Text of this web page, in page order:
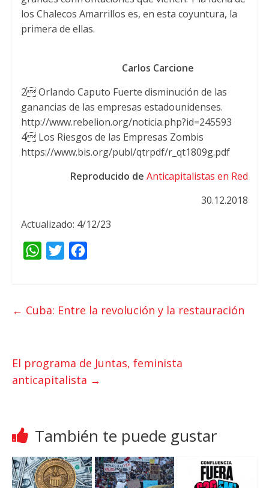
los Chalecos Amarrillos es, en esta coyuntura, la
primera de ellas.
Carlos Carcione
2 Orlando Caputo Fuerte disminución de las
ganancias de las empresas estadounidenses.
http://www.rebelion.org/noticia.php?id=245593
4 Los Riesgos de las Empresas Zombis
https://www.bis.org/publ/qtrpdf/r_qt1809g.pdf
Reproducido de Anticapitalistas en Red
30.12.2018
Actualizado: 4/12/23
W
t
p
p
r
e
o
← Cuba: Entre la revolución y la restauración
El programa de Juntas, feminista
anticapitalista →
También te puede gustar